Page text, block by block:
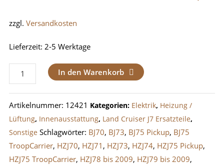
zzgl. Versandkosten
Lieferzeit: 2-5 Werktage
Lüftungs-
Widerstand
LandCruiser
J7
bis
2007
Menge
In den Warenkorb
Artikelnummer: 12421 Kategorien: Elektrik, Heizung /
Lüftung, Innenausstattung, Land Cruiser J7 Ersatzteile,
Sonstige Schlagwörter: BJ70, BJ73, BJ75 Pickup, BJ75
TroopCarrier, HZJ70, HZJ71 , HZJ73, HZJ74, HZJ75 Pickup,
HZJ75 TroopCarrier, HZJ78 bis 2009, HZJ79 bis 2009,